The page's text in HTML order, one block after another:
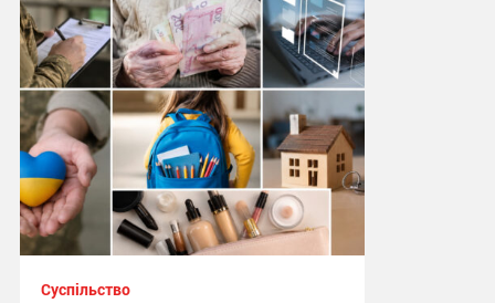
10:13, 5.08.2026
Суспільство